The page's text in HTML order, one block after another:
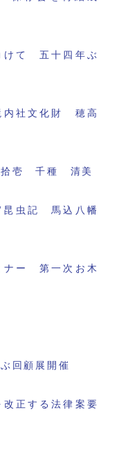
けて 五十四年ぶ
社文化財 穂高
拾壱 千種 清美
昆虫記 馬込八幡
ナー 第一次お木
回顧展開催
正する法律案要